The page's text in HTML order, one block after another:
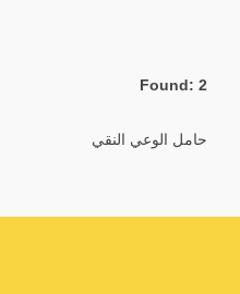
Found: 2
حامل الوعي النقي